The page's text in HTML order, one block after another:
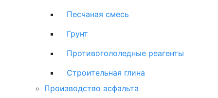
Песчаная смесь
Грунт
Противогололедные реагенты
Строительная глина
Производство асфальта